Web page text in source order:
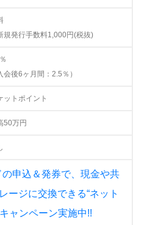
発行手数料1,000円(税抜)
会後6ヶ月間：2.5％）
ットポイント
50万円
申込＆発券で、現金や共
ージに交換できる“ネット
ャンペーン実施中!!